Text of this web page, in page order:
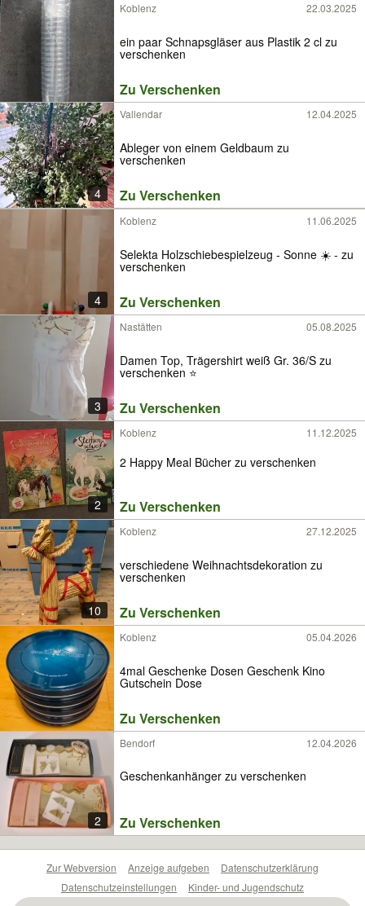
Koblenz 22.03.2025
ein paar Schnapsgläser aus Plastik 2 cl zu
verschenken
Zu Verschenken
4
Vallendar 12.04.2025
Ableger von einem Geldbaum zu
verschenken
Zu Verschenken
4
Koblenz 11.06.2025
Selekta Holzschiebespielzeug - Sonne ☀️ - zu
verschenken
Zu Verschenken
3
Nastätten 05.08.2025
Damen Top, Trägershirt weiß Gr. 36/S zu
verschenken ⭐️
Zu Verschenken
2
Koblenz 11.12.2025
2 Happy Meal Bücher zu verschenken
Zu Verschenken
10
Koblenz 27.12.2025
verschiedene Weihnachtsdekoration zu
verschenken
Zu Verschenken
Koblenz 05.04.2026
4mal Geschenke Dosen Geschenk Kino
Gutschein Dose
Zu Verschenken
2
Bendorf 12.04.2026
Geschenkanhänger zu verschenken
Zu Verschenken
Zur Webversion Anzeige aufgeben
Datenschutzerklärung
Datenschutzeinstellungen
Kinder- und Jugendschutz